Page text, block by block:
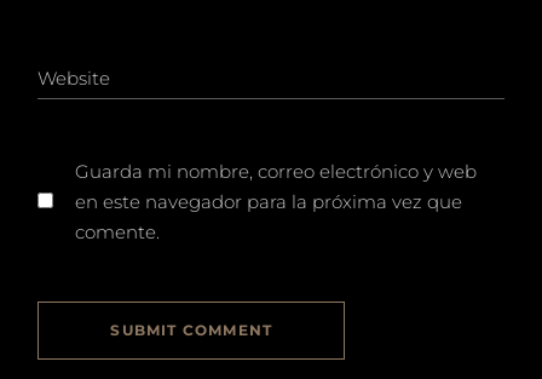
Guarda mi nombre, correo electrónico y web
en este navegador para la próxima vez que
comente.
SUBMIT COMMENT